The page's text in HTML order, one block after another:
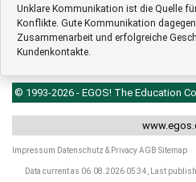
Unklare Kommunikation ist die Quelle
Konflikte. Gute Kommunikation
Zusammenarbeit und erfolgreiche
Kundenkontakte.
© 1993-2026 - EGOS! The Education
Impressum Datenschutz & PrivacyAGB Sitemap
Data current as 06.08.2026 05:34, Last